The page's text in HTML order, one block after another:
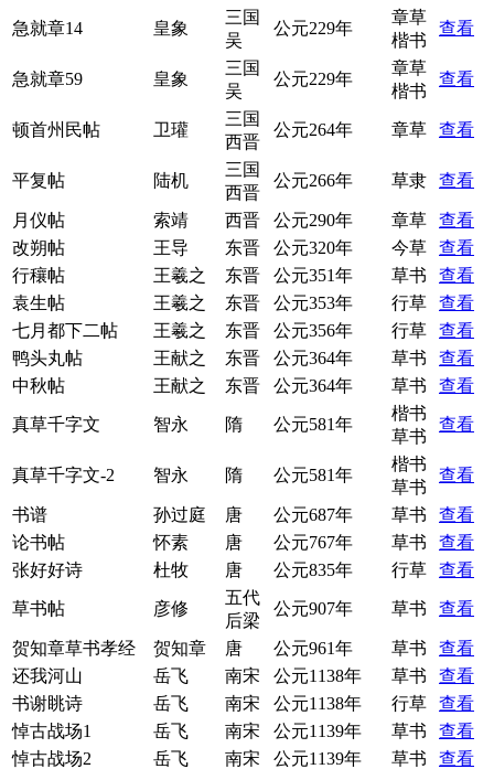
急就章14 皇象
三国
吴
公元229年
章草
楷书
查看
急就章59 皇象
三国
吴
公元229年
章草
楷书
查看
顿首州民帖 卫瓘
三国
西晋
公元264年 章草 查看
平复帖 陆机
三国
西晋
公元266年 草隶 查看
月仪帖 索靖 西晋 公元290年 章草
查看
改朔帖
王导 东晋 公元320年 今草
查看
行穰帖
王羲之 东晋 公元351年 草书
查看
袁生帖
王羲之 东晋 公元353年 行草
查看
七月都下二帖
王羲之 东晋 公元356年 行草
查看
鸭头丸帖
王献之 东晋 公元364年 草书
查看
中秋帖
王献之 东晋 公元364年 草书 查看
真草千字文 智永 隋 公元581年
楷书
草书
查看
真草千字文-2 智永 隋 公元581年
楷书
草书
查看
书谱 孙过庭 唐 公元687年 草书
查看
论书帖
怀素 唐 公元767年 草书
查看
张好好诗
杜牧 唐 公元835年 行草 查看
草书帖 彦修
五代
后梁
公元907年 草书 查看
贺知章草书孝经 贺知章 唐 公元961年 草书
查看
还我河山
岳飞 南宋 公元1138年 草书
查看
书谢眺诗
岳飞 南宋 公元1138年 行草
查看
悼古战场1
岳飞 南宋 公元1139年 草书
查看
悼古战场2
岳飞 南宋 公元1139年 草书
查看